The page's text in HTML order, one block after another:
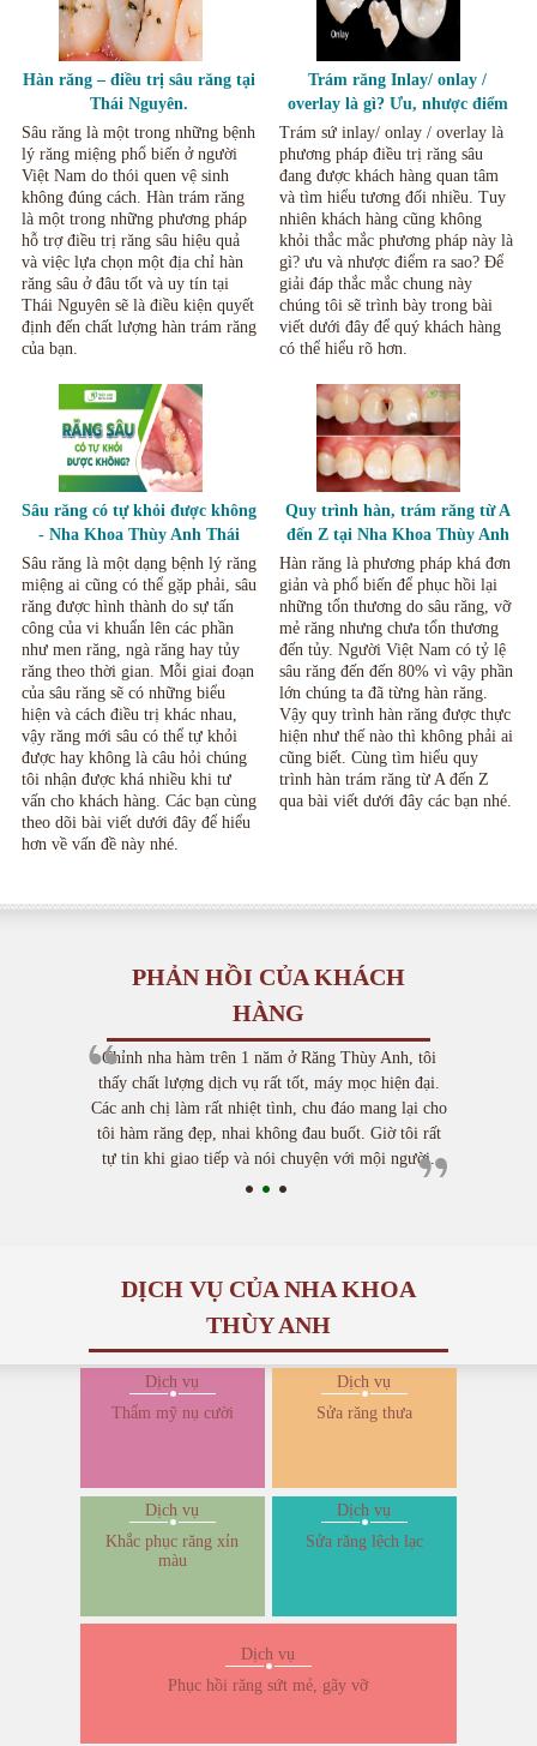
Hàn răng – điều trị sâu răng tại
Thái Nguyên.
Sâu răng là một trong những bệnh
lý răng miệng phổ biến ở người
Việt Nam do thói quen vệ sinh
không đúng cách. Hàn trám răng
là một trong những phương pháp
hỗ trợ điều trị răng sâu hiệu quả
và việc lựa chọn một địa chỉ hàn
răng sâu ở đâu tốt và uy tín tại
Thái Nguyên sẽ là điều kiện quyết
định đến chất lượng hàn trám răng
của bạn.
Trám răng Inlay/ onlay /
overlay là gì? Ưu, nhược điểm
của phương pháp này - Nha
Khoa Thùy Anh Thái Nguyên
Trám sứ inlay/ onlay / overlay là
phương pháp điều trị răng sâu
đang được khách hàng quan tâm
và tìm hiểu tương đối nhiều. Tuy
nhiên khách hàng cũng không
khỏi thắc mắc phương pháp này là
gì? ưu và nhược điểm ra sao? Để
giải đáp thắc mắc chung này
chúng tôi sẽ trình bày trong bài
viết dưới đây để quý khách hàng
có thể hiểu rõ hơn.
Sâu răng có tự khỏi được không
- Nha Khoa Thùy Anh Thái
Nguyên
Sâu răng là một dạng bệnh lý răng
miệng ai cũng có thể gặp phải, sâu
răng được hình thành do sự tấn
công của vi khuẩn lên các phần
như men răng, ngà răng hay tủy
răng theo thời gian. Mỗi giai đoạn
của sâu răng sẽ có những biểu
hiện và cách điều trị khác nhau,
vậy răng mới sâu có thể tự khỏi
được hay không là câu hỏi chúng
tôi nhận được khá nhiều khi tư
vấn cho khách hàng. Các bạn cùng
theo dõi bài viết dưới đây để hiểu
hơn về vấn đề này nhé.
Quy trình hàn, trám răng từ A
đến Z tại Nha Khoa Thùy Anh
Thái Nguyên
Hàn răng là phương pháp khá đơn
giản và phổ biến để phục hồi lại
những tổn thương do sâu răng, vỡ
mẻ răng nhưng chưa tổn thương
đến tủy. Người Việt Nam có tỷ lệ
sâu răng đến đến 80% vì vậy phần
lớn chúng ta đã từng hàn răng.
Vậy quy trình hàn răng được thực
hiện như thế nào thì không phải ai
cũng biết. Cùng tìm hiểu quy
trình hàn trám răng từ A đến Z
qua bài viết dưới đây các bạn nhé.
PHẢN HỒI CỦA KHÁCH
HÀNG
Chỉnh nha hàm trên 1 năm ở Răng Thùy Anh, tôi
thấy chất lượng dịch vụ rất tốt, máy mọc hiện đại.
Các anh chị làm rất nhiệt tình, chu đáo mang lại cho
tôi hàm răng đẹp, nhai không đau buốt. Giờ tôi rất
tự tin khi giao tiếp và nói chuyện với mội người.
DỊCH VỤ CỦA NHA KHOA
THÙY ANH
Dịch vụ
Thẩm mỹ nụ cười
Dịch vụ
Sửa răng thưa
Dịch vụ
Khắc phục răng xỉn
màu
Dịch vụ
Sửa răng lệch lạc
Dịch vụ
Phục hồi răng sứt mẻ, gãy vỡ